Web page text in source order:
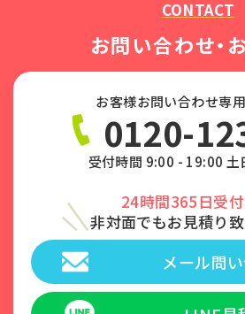
CONTACT
お問い合わせ・
お客様お問い合わせ専
0120-
受付時間 9:00 - 19:00 土
24時間365日受付
非対面でもお見積り
メール問